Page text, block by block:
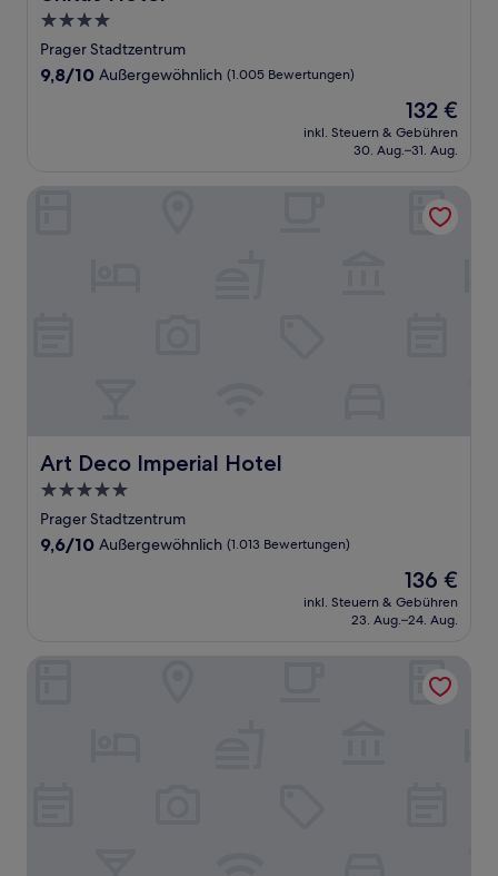
4.0-
Sterne-
Unterkunft
Prager Stadtzentrum
9.8
9,8/10 Außergewöhnlich (1.005 Bewertungen)
Der
Preis
beträgt
132 €
inkl. Steuern & Gebühren
30. Aug.–31. Aug.
Art Deco Imperial Hotel
Art Deco Imperial Hotel
5.0-
Sterne-
Unterkunft
Prager Stadtzentrum
9.6
9,6/10 Außergewöhnlich (1.013 Bewertungen)
Der
Preis
beträgt
136 €
inkl. Steuern & Gebühren
23. Aug.–24. Aug.